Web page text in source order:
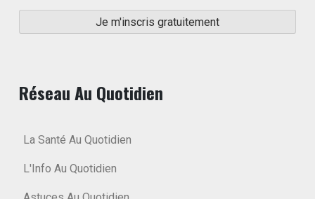
Réseau Au Quotidien
La Santé Au Quotidien
L'Info Au Quotidien